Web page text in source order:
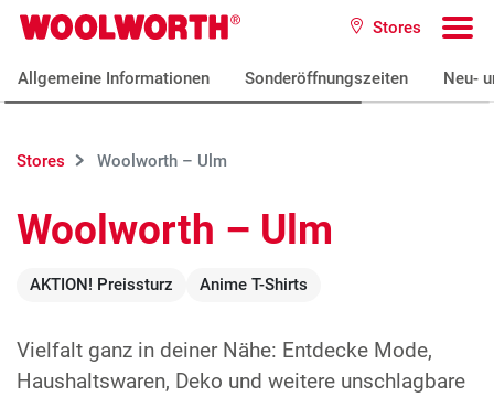
Zum Hauptinhalt
Woolworth GmbH Stores
Allgemeine Informationen Sonderöffnungszeiten Neu-
Stores Woolworth – Ulm
Woolworth – Ulm
AKTION! Preissturz Anime T-Shirts
Vielfalt ganz in deiner Nähe: Entdecke Mode,
Haushaltswaren, Deko und weitere unschlagbare